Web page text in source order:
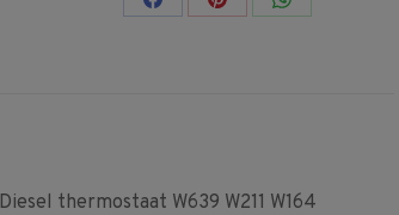
Share Share Share
thermostaat W639 W211 W164